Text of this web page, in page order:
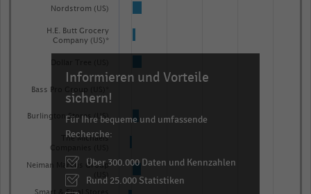
The Michaels
Companies (US)
Nordstrom (US)
H.E. Butt Grocery
Company (US)*
Bass Pro Group (US)*
Burlington Stores (US)
Neiman Marcus Group
(US)
Smart & Final Stores
Informieren und Vorteile
sichern!
Für Ihre bequeme und umfassende
Recherche:
Über 300.000 Daten und Kennzahlen
Rund 25.000 Statistiken